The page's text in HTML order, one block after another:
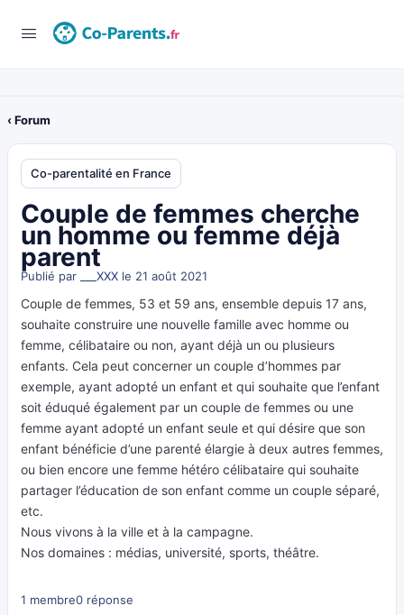
‹ Forum
Co-parentalité en France
Couple de femmes cherche
un homme ou femme déjà
parent
Publié par ___XXX le 21 août 2021
Couple de femmes, 53 et 59 ans, ensemble depuis 17 ans,
souhaite construire une nouvelle famille avec homme ou
femme, célibataire ou non, ayant déjà un ou plusieurs
enfants. Cela peut concerner un couple d’hommes par
exemple, ayant adopté un enfant et qui souhaite que l’enfant
soit éduqué également par un couple de femmes ou une
femme ayant adopté un enfant seule et qui désire que son
enfant bénéficie d’une parenté élargie à deux autres femmes,
ou bien encore une femme hétéro célibataire qui souhaite
partager l’éducation de son enfant comme un couple séparé,
etc.
Nous vivons à la ville et à la campagne.
Nos domaines : médias, université, sports, théâtre.
1 membre0 réponse